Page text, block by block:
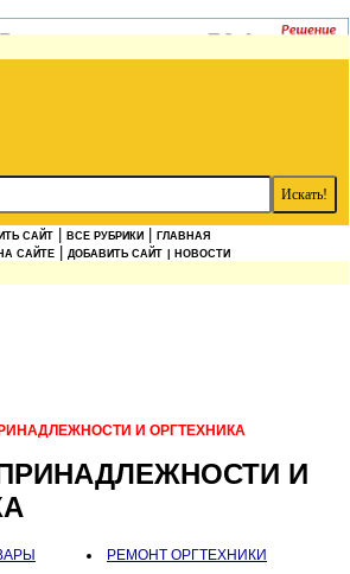
САЙТ ВСЕ РУБРИКИ
ГЛАВНАЯ
САЙТЕ
ДОБАВИТЬ САЙТ | НОВОСТИ
И ОРГТЕХНИКА
И
РЕМОНТ ОРГТЕХНИКИ